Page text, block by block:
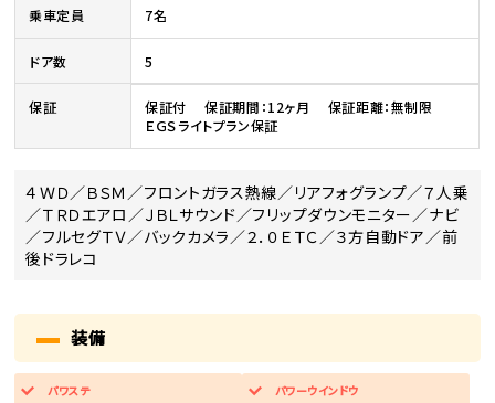
乗車定員 7名
ドア数 5
保証
保証付 保証期間：12ヶ月 保証距離：無制限
ＥＧＳライトプラン保証
４ＷＤ／ＢＳＭ／フロントガラス熱線／リアフォグランプ／７人乗
／ＴＲＤエアロ／ＪＢＬサウンド／フリップダウンモニター／ナビ
／フルセグＴＶ／バックカメラ／２．０ＥＴＣ／３方自動ドア／前
後ドラレコ
装備
パワステ パワーウインドウ